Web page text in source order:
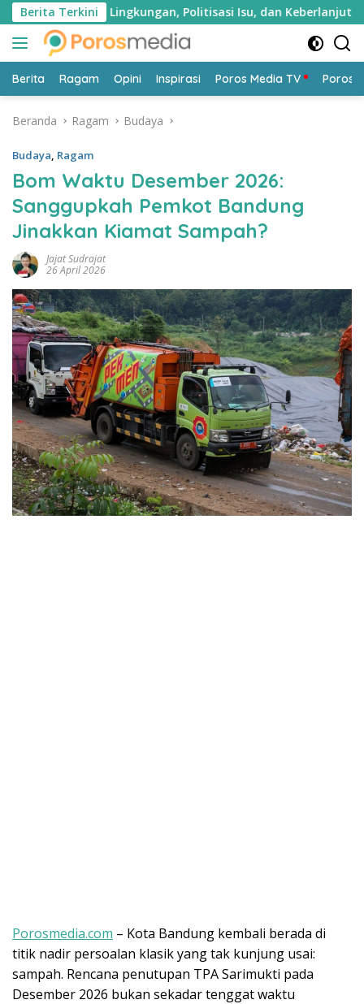
Langsung
ke
konten
Berita Terkini
Lingkungan, Politisasi Isu, dan Keberlanjutan Ekonomi
Berita Ragam Opini Inspirasi Poros Media TV Poros
Beranda Ragam Budaya
Budaya, Ragam
Bom Waktu Desember 2026:
Sanggupkah Pemkot Bandung
Jinakkan Kiamat Sampah?
Jajat Sudrajat
26 April 2026
Porosmedia.com – Kota Bandung kembali berada di
titik nadir persoalan klasik yang tak kunjung usai:
sampah. Rencana penutupan TPA Sarimukti pada
Desember 2026 bukan sekadar tenggat waktu